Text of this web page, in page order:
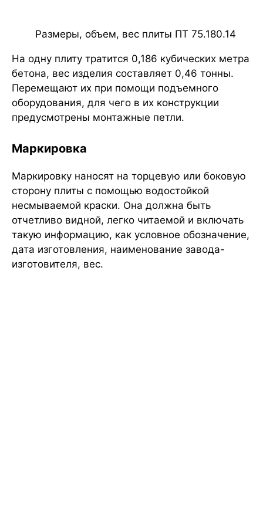
Размеры, объем, вес плиты ПТ 75.180.14
На одну плиту тратится 0,186 кубических метра
бетона, вес изделия составляет 0,46 тонны.
Перемещают их при помощи подъемного
оборудования, для чего в их конструкции
предусмотрены монтажные петли.
Маркировка
Маркировку наносят на торцевую или боковую
сторону плиты с помощью водостойкой
несмываемой краски. Она должна быть
отчетливо видной, легко читаемой и включать
такую информацию, как условное обозначение,
дата изготовления, наименование завода-
изготовителя, вес.